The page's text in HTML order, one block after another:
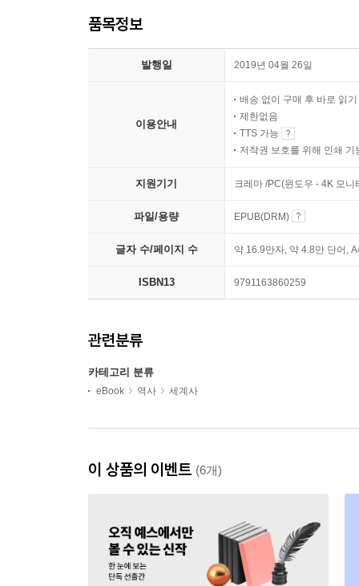
품목정보
발행일 2019년 04월 26일
이용안내
배송 없이 구매 후 바로 읽기
제한없음
TTS 가능
저작권 보호를 위해 인쇄 기
지원기기 크레마 /PC(윈도우 - 4K 모
파일/용량 EPUB(DRM)
글자 수/페이지 수 약 16.9만자, 약 4.8만 단어,
ISBN13 9791163860259
관련분류
카테고리 분류
eBook 역사 세계사
이 상품의 이벤트 (6개)